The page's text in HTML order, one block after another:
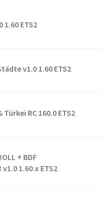
1.60 ETS2
v1.0 1.60 ETS2
RC 160.0 ETS2
+ BDF
v1.0 1.60.x ETS2